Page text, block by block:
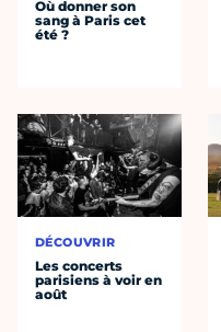
Où donner son
sang à Paris cet
été ?
DÉCOUVRIR
Les concerts
parisiens à voir en
août